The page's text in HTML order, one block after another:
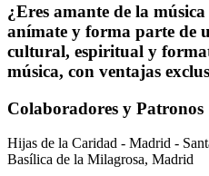
¿Eres amante de la
anímate y forma parte de
cultural, espiritual y
música, con ventajas
Colaboradores y Patronos
Hijas de la Caridad - Madrid -
Basílica de la Milagrosa, Madrid